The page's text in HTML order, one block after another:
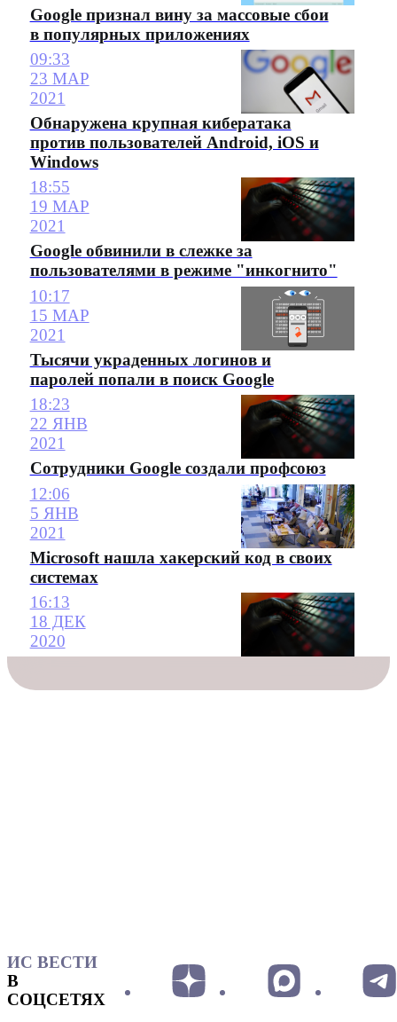
Google признал вину за массовые сбои
в популярных приложениях
09:33
23 МАР
2021
Обнаружена крупная кибератака
против пользователей Android, iOS и
Windows
18:55
19 МАР
2021
Google обвинили в слежке за
пользователями в режиме "инкогнито"
10:17
15 МАР
2021
Тысячи украденных логинов и
паролей попали в поиск Google
18:23
22 ЯНВ
2021
Сотрудники Google создали профсоюз
12:06
5 ЯНВ
2021
Microsoft нашла хакерский код в своих
системах
16:13
18 ДЕК
2020
ИС ВЕСТИ
В
СОЦСЕТЯХ